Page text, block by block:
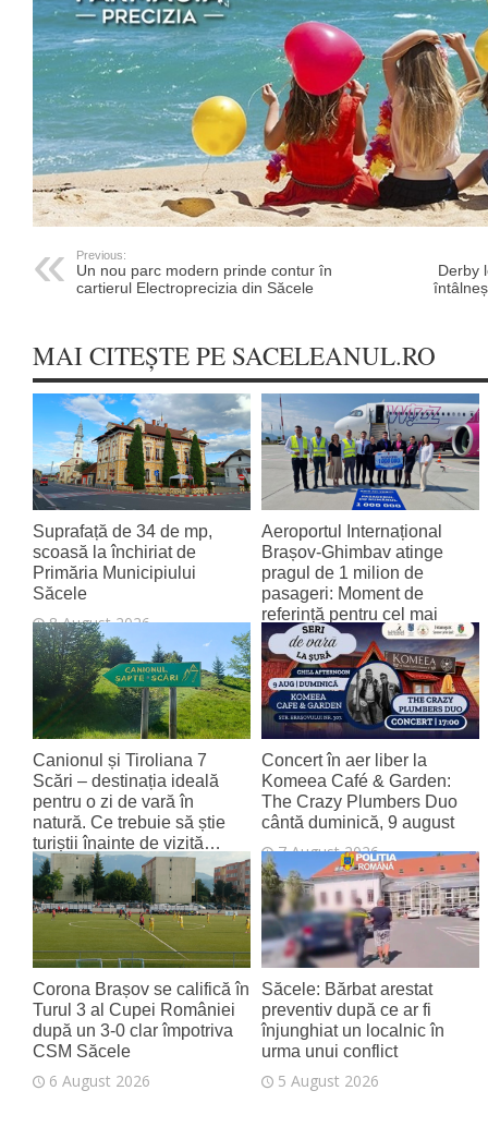
Previous:
Un nou parc modern prinde contur în
cartierul Electroprecizia din Săcele
Derby
MAI CITEȘTE PE SACELEANUL.RO
Suprafață de 34 de mp,
scoasă la închiriat de
Primăria Municipiului
Săcele
8 August 2026
Aeroportul Internațional
Brașov‑Ghimbav atinge
pragul de 1 milion de
pasageri: Moment de
referință pentru cel mai
tânăr aeroport al țării
8 August 2026
Canionul și Tiroliana 7
Scări – destinația ideală
pentru o zi de vară în
natură. Ce trebuie să știe
turiștii înainte de vizită…
7 August 2026
Concert în aer liber la
Komeea Café & Garden:
The Crazy Plumbers Duo
cântă duminică, 9 august
7 August 2026
Corona Brașov se califică în
Turul 3 al Cupei României
după un 3-0 clar împotriva
CSM Săcele
6 August 2026
Săcele: Bărbat arestat
preventiv după ce ar fi
înjunghiat un localnic în
urma unui conflict
5 August 2026